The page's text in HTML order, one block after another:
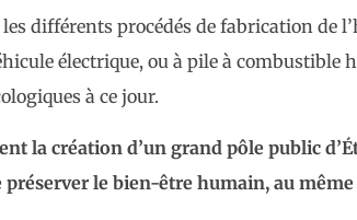
différents procédés de fabrication de
électrique, ou à pile à combustible
à ce jour.
la création d’un grand pôle public
le bien-être humain, au